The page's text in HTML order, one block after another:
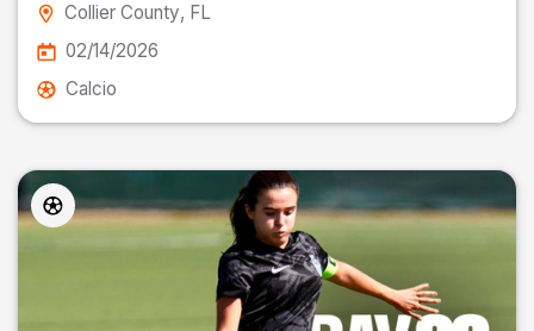
Collier County, FL
02/14/2026
Calcio